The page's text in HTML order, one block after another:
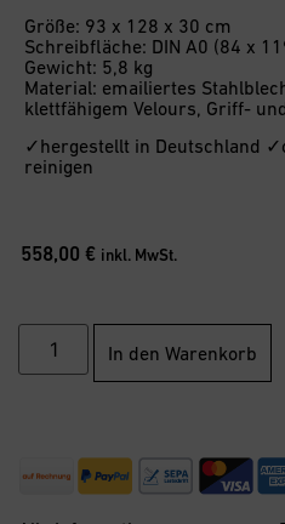
Größe: 93 x 128 x 30 cm
Schreibfläche: DIN A0 (84 x
Gewicht: 5,8 kg
Material: emailiertes
klettfähigem Velours, Griff-
✓hergestellt in Deutschland
reinigen
558,00 € inkl. MwSt.
In den Warenkorb